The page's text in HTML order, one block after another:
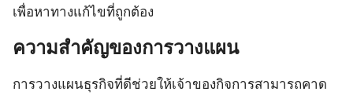
เพื่อหาทางแก้ไขที่ถูกต้อง
ความสำคัญของการวางแผน
การวางแผนธุรกิจที่ดีช่วยให้เจ้าของกิจการสามารถคาด